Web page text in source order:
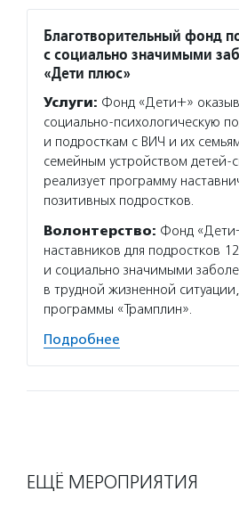
Благотворительный фонд
с социально значимыми
«Дети плюс»
Услуги: Фонд «Дети+»
социально-психологическую
и подросткам с ВИЧ и их
семейным устройством детей-
реализует программу
позитивных подростков.
Волонтерство: Фонд
наставников для подростков
и социально значимыми
в трудной жизненной
программы «Трамплин».
Подробнее
ЕЩЁ МЕРОПРИЯТИЯ